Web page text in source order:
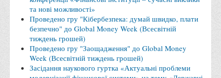
наркотики. Врятуй чиєсь життя
Контакти
3D тур
Екскурсія до ВТЕІ
SEL
та нові можливості»
Проведено гру "Кібербезпека: думай швидко, плати
безпечно" до Global Money Week (Всесвітній
тиждень грошей)
Проведено гру "Заощадження" до Global Money
Week (Всесвітній тиждень грошей)
Засідання наукового гуртка «Актуальні проблеми